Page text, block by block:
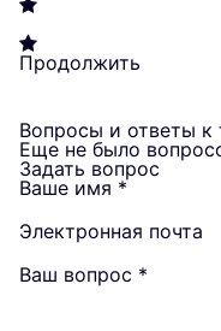
Продолжить
Вопросы и ответы к
Еще не было
Задать вопрос
Ваше имя *
Электронная почта
Ваш вопрос *